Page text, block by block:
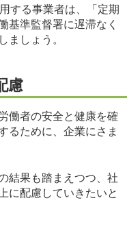
する事業者は、「定期
基準監督署に遅滞なく
ましょう。
慮
働者の安全と健康を確
るために、企業にさま
結果も踏まえつつ、社
に配慮していきたいと